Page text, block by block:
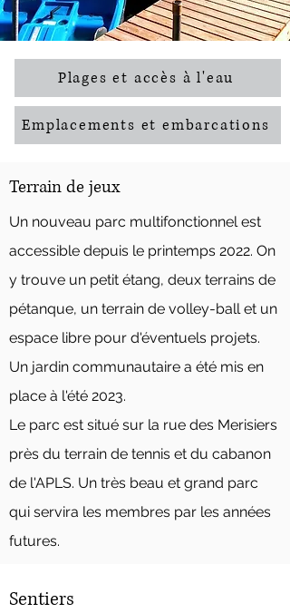
Plages et accès à l'eau
Emplacements et embarcations
Terrain de jeux
Un nouveau parc multifonctionnel est
accessible depuis le printemps 2022. On
y trouve un petit étang, deux terrains de
pétanque, un terrain de volley-ball et un
espace libre pour d'éventuels projets.
Un jardin communautaire a été mis en
place à l'été 2023.
Le parc est situé sur la rue des Merisiers
près du terrain de tennis et du cabanon
de l'APLS. Un très beau et grand parc
qui servira les membres par les années
futures.
Sentiers